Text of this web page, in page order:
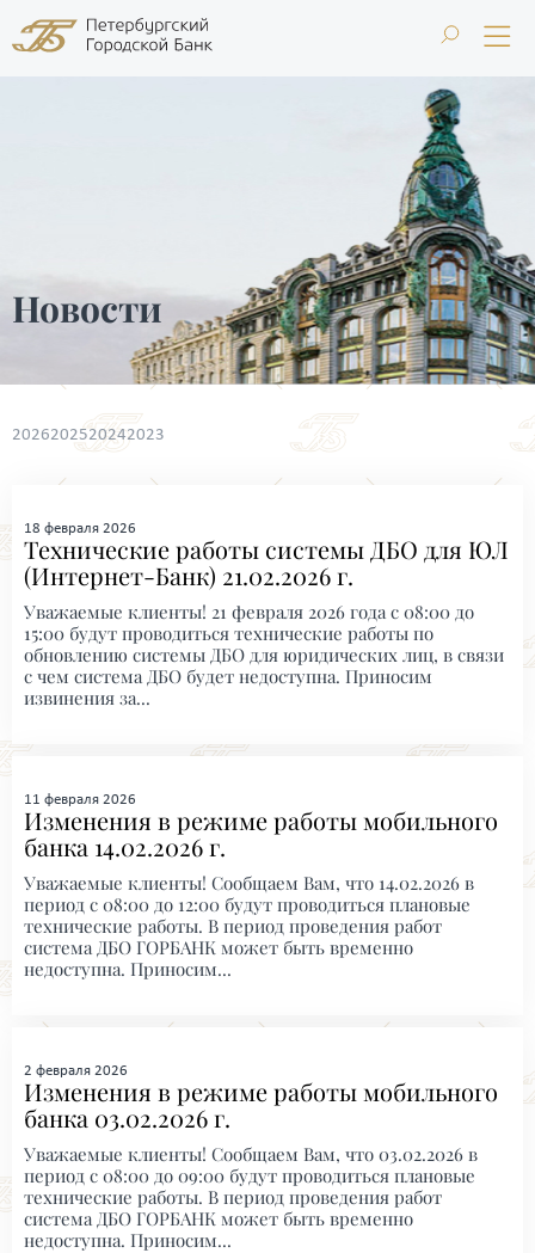
Новости
2026202520242023
18 февраля 2026
Технические работы системы ДБО для ЮЛ
(Интернет-Банк) 21.02.2026 г.
Уважаемые клиенты! 21 февраля 2026 года с 08:00 до
15:00 будут проводиться технические работы по
обновлению системы ДБО для юридических лиц, в связи
с чем система ДБО будет недоступна. Приносим
извинения за...
11 февраля 2026
Изменения в режиме работы мобильного
банка 14.02.2026 г.
Уважаемые клиенты! Сообщаем Вам, что 14.02.2026 в
период с 08:00 до 12:00 будут проводиться плановые
технические работы. В период проведения работ
система ДБО ГОРБАНК может быть временно
недоступна. Приносим...
2 февраля 2026
Изменения в режиме работы мобильного
банка 03.02.2026 г.
Уважаемые клиенты! Сообщаем Вам, что 03.02.2026 в
период с 08:00 до 09:00 будут проводиться плановые
технические работы. В период проведения работ
система ДБО ГОРБАНК может быть временно
недоступна. Приносим...